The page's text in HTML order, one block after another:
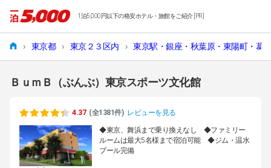
1泊5,000円以下の格安ホテル・旅館をご紹介 [PR]
› 東京都 › 東京２３区内 › 東京駅・銀座・秋葉原・東陽町・葛
ＢｕｍＢ（ぶんぶ）東京スポーツ文化館
4.37 (全1381件) レビューを見る
◆東京、舞浜まで乗り換えなし ◆ファミリー
ルームは最大5名様まで宿泊可能 ◆ジム・温水
プール完備